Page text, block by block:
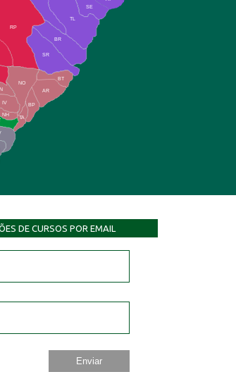
SE
TL
BR
SR
BT
AR
RP
TA
NH
NO
BP
IV
DE CURSOS POR EMAIL